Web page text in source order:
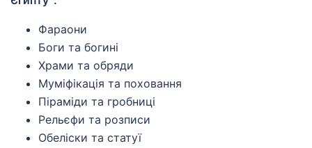
Фараони
Боги та богині
Храми та обряди
Муміфікація та поховання
Піраміди та гробниці
Рельєфи та розписи
Обеліски та статуї